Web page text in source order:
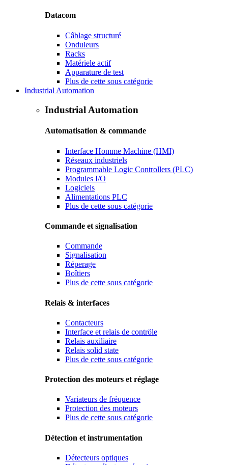
Datacom
Câblage structuré
Onduleurs
Racks
Matériele actif
Apparature de test
Plus de cette sous catégorie
Industrial Automation
Industrial Automation
Automatisation & commande
Interface Homme Machine (HMI)
Réseaux industriels
Programmable Logic Controllers (PLC)
Modules I/O
Logiciels
Alimentations PLC
Plus de cette sous catégorie
Commande et signalisation
Commande
Signalisation
Réperage
Boîtiers
Plus de cette sous catégorie
Relais & interfaces
Contacteurs
Interface et relais de contröle
Relais auxiliaire
Relais solid state
Plus de cette sous catégorie
Protection des moteurs et réglage
Variateurs de fréquence
Protection des moteurs
Plus de cette sous catégorie
Détection et instrumentation
Détecteurs optiques